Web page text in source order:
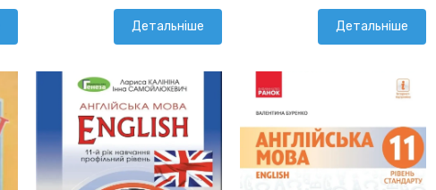
Детальніше Детальніше